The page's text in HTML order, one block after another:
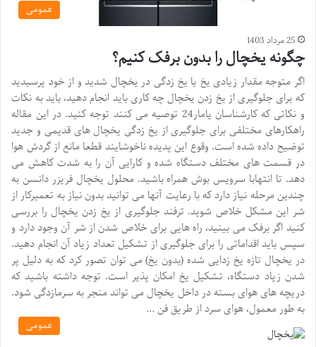
عمومی
25 مرداد 1403
چگونه یخچال را بدون برفک کنیم؟
اگر متوجه مقدار زیادی یخ یا یخ زدگی در یخچال شدید و از خود پرسیدید
که برای جلوگیری از یخ زدن یخچال چه کاری باید انجام دهید، باید به نکات
و نکاتی که کارشناسان یامار24 توصیه می کنند توجه کنید. در این مقاله
راهکارهای مختلفی برای جلوگیری از یخ زدگی یخچال های قدیمی و جدید
توضیح داده شده است. وقوع این پدیده ناخوشایند قطعا مانع از گردش هوا
در قسمت های مختلف دستگاه شده و کارایی آن را به شدت کاهش می
دهد. تا انتهابا سرویس بوش همراه باشید. محلول یخچال فریزر دانسن به
چندین مرحله نیاز دارد که با رعایت آنها می توانید بدون نیاز به تعمیرکار از
شر این مشکل خلاص شوید. ترفند جلوگیری از یخ زدن یخچال را بررسی
کنید اگر برفک می بینید، راه هایی برای خلاص شدن از شر آن وجود دارد و
سپس باید اقداماتی را برای جلوگیری از تشکیل تعداد زیاد آن انجام دهید.
در یخچال تازه یخ زدایی شده (بدون یخ) می توان تصور کرد که به دلیل پر
شدن زیاد دستگاه، تشکیل یخ امکان پذیر است. توجه داشته باشید که
دریچه های هوای بسته در داخل یخچال می تواند منجر به سرمازدگی شود.
به طور معمول، هوای سرد از طریق فن …
عمومی